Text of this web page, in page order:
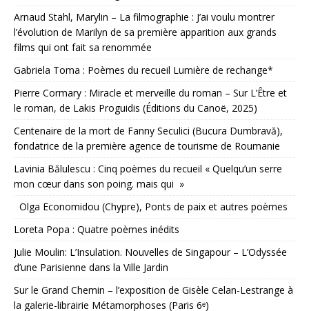
Arnaud Stahl, Marylin – La filmographie : J’ai voulu montrer
l’évolution de Marilyn de sa première apparition aux grands
films qui ont fait sa renommée
Gabriela Toma : Poèmes du recueil Lumière de rechange*
Pierre Cormary : Miracle et merveille du roman – Sur L’Être et
le roman, de Lakis Proguidis (Éditions du Canoë, 2025)
Centenaire de la mort de Fanny Seculici (Bucura Dumbravă),
fondatrice de la première agence de tourisme de Roumanie
Lavinia Bălulescu : Cinq poèmes du recueil « Quelqu’un serre
mon cœur dans son poing. mais qui »
Olga Economidou (Chypre), Ponts de paix et autres poèmes
Loreta Popa : Quatre poèmes inédits
Julie Moulin: L’Insulation. Nouvelles de Singapour – L’Odyssée
d’une Parisienne dans la Ville Jardin
Sur le Grand Chemin – l’exposition de Gisèle Celan-Lestrange à
la galerie-librairie Métamorphoses (Paris 6ᵉ)